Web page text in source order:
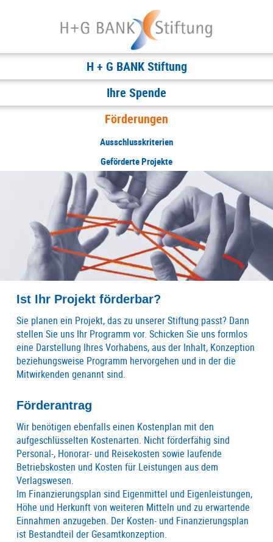
H + G BANK Stiftung
Ihre Spende
Förderungen
Ausschlusskriterien
Geförderte Projekte
Ist Ihr Projekt förderbar?
Sie planen ein Projekt, das zu unserer Stiftung passt? Dann
stellen Sie uns Ihr Programm vor. Schicken Sie uns formlos
eine Darstellung Ihres Vorhabens, aus der Inhalt, Konzeption
beziehungsweise Programm hervorgehen und in der die
Mitwirkenden genannt sind.
Förderantrag
Wir benötigen ebenfalls einen Kostenplan mit den
aufgeschlüsselten Kostenarten. Nicht förderfähig sind
Personal-, Honorar- und Reisekosten sowie laufende
Betriebskosten und Kosten für Leistungen aus dem
Verlagswesen.
Im Finanzierungsplan sind Eigenmittel und Eigenleistungen,
Höhe und Herkunft von weiteren Mitteln und zu erwartende
Einnahmen anzugeben. Der Kosten- und Finanzierungsplan
ist Bestandteil der Gesamtkonzeption.